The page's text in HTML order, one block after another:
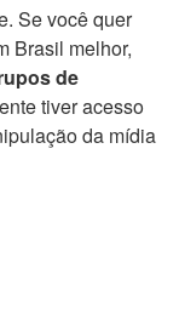
Se você quer
Brasil melhor,
de
tiver acesso
da mídia